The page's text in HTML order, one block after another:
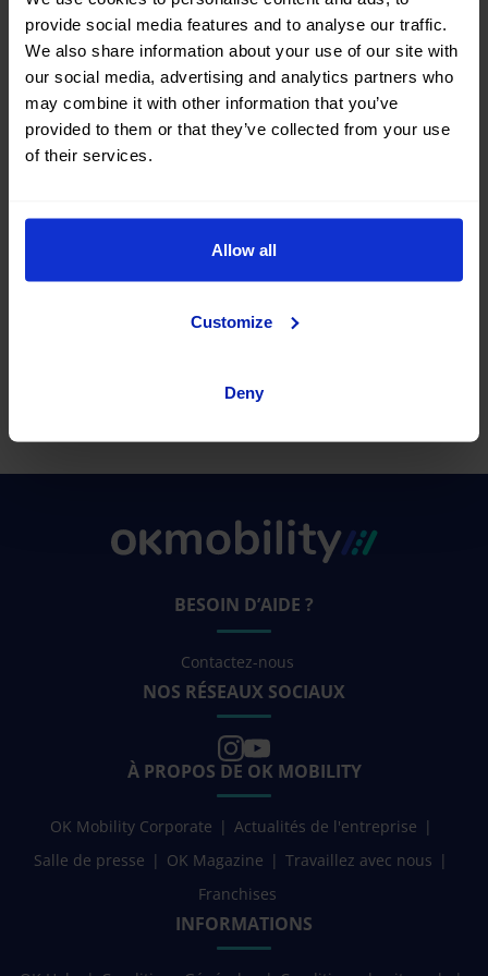
provide social media features and to analyse our traffic.
We also share information about your use of our site with
our social media, advertising and analytics partners who
may combine it with other information that you’ve
provided to them or that they’ve collected from your use
of their services.
Allow all
Customize
Deny
Autres questions
Fumer est-il autorisé dans les
véhicules de Leasing Flexible ?
J’ai des animaux de compagnie... Puis-
je les emmener dans mon véhicule de
Leasing flexible?
Qui peut conduire mon véhicule de
BESOIN D’AIDE ?
Contactez-nous
NOS RÉSEAUX SOCIAUX
À PROPOS DE OK MOBILITY
OK Mobility Corporate
Actualités de l'entreprise
Salle de presse
OK Magazine
Travaillez avec nous
Franchises
INFORMATIONS